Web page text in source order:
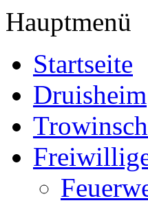
Hauptmenü
Startseite
Druisheim